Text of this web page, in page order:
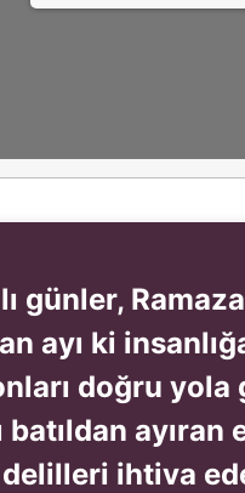
günler,
ayı ki
doğru yola
batıldan ayıran
ihtiva